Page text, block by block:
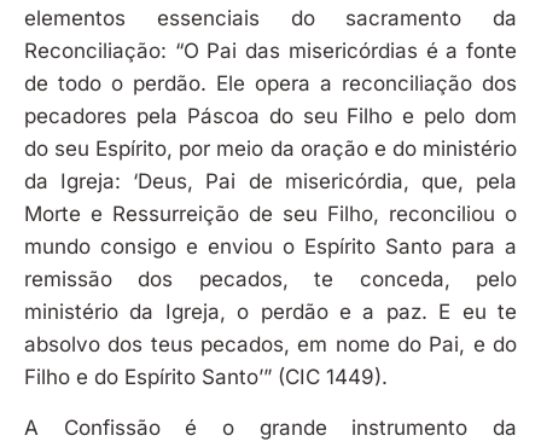
elementos essenciais do sacramento da
Reconciliação: “O Pai das misericórdias é a fonte
de todo o perdão. Ele opera a reconciliação dos
pecadores pela Páscoa do seu Filho e pelo dom
do seu Espírito, por meio da oração e do ministério
da Igreja: ‘Deus, Pai de misericórdia, que, pela
Morte e Ressurreição de seu Filho, reconciliou o
mundo consigo e enviou o Espírito Santo para a
remissão dos pecados, te conceda, pelo
ministério da Igreja, o perdão e a paz. E eu te
absolvo dos teus pecados, em nome do Pai, e do
Filho e do Espírito Santo’” (CIC 1449).
A Confissão é o grande instrumento da